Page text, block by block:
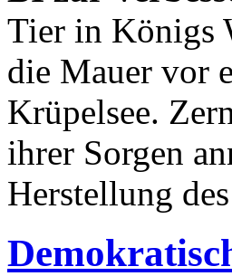
Tier in Königs
die Mauer vor
Krüpelsee.
ihrer Sorgen
Herstellung